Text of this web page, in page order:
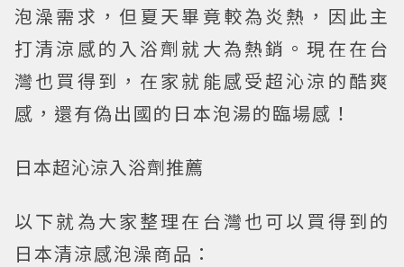
泡澡需求，但夏天畢竟較為炎熱，因此主
打清涼感的入浴劑就大為熱銷。現在在台
灣也買得到，在家就能感受超沁涼的酷爽
感，還有偽出國的日本泡湯的臨場感！
日本超沁涼入浴劑推薦
以下就為大家整理在台灣也可以買得到的
日本清涼感泡澡商品：